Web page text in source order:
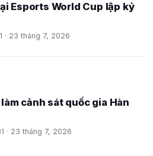
Esports World Cup lập kỷ
· 23 tháng 7, 2026
cảnh sát quốc gia Hàn
· 23 tháng 7, 2026